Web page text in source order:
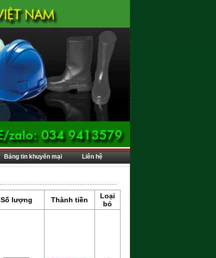
Bảng tin khuyến mại Liên hệ
Số lượng Thành tiền
Loại
bỏ